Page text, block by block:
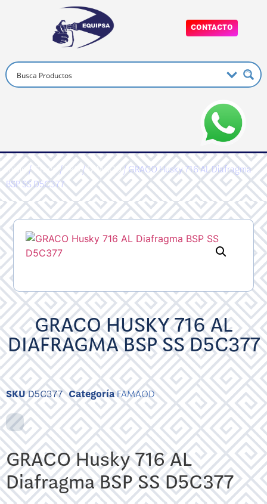
CONTACTO
Inicio/Graco/PRO/FAMAOD/ GRACO Husky 716 AL Diafragma
BSP SS D5C377
GRACO HUSKY 716 AL
DIAFRAGMA BSP SS D5C377
SKUD5C377 CategoríaFAMAOD
GRACO Husky 716 AL
Diafragma BSP SS D5C377